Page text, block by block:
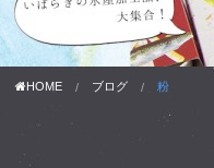
HOME ブログ 粉